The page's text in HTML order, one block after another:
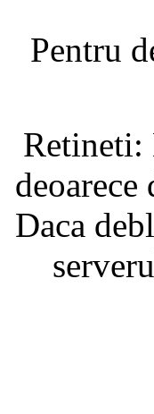
Pentru
Retineti:
deoarece
Daca